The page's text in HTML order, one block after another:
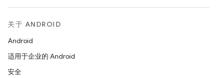
关于 ANDROID
Android
适用于企业的 Android
安全